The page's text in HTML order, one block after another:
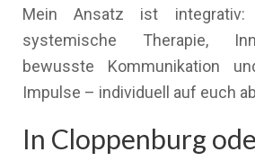
Mein Ansatz ist integrativ:
systemische Therapie,
bewusste Kommunikation
Impulse – individuell auf euch
In Cloppenburg